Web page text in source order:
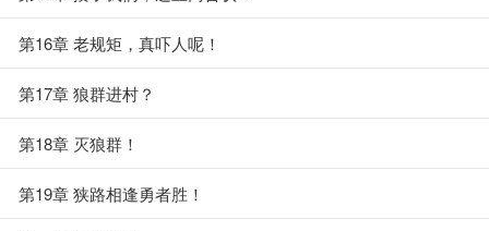
第16章 老规矩，真吓人呢！
第17章 狼群进村？
第18章 灭狼群！
第19章 狭路相逢勇者胜！